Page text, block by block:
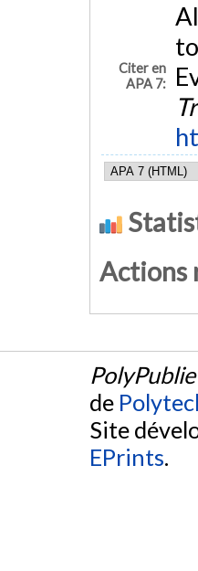
Citer en
APA 7:
Actions
PolyPublie
de
Site
EPrints.